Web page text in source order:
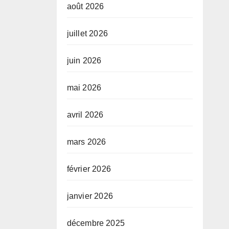
août 2026
juillet 2026
juin 2026
mai 2026
avril 2026
mars 2026
février 2026
janvier 2026
décembre 2025